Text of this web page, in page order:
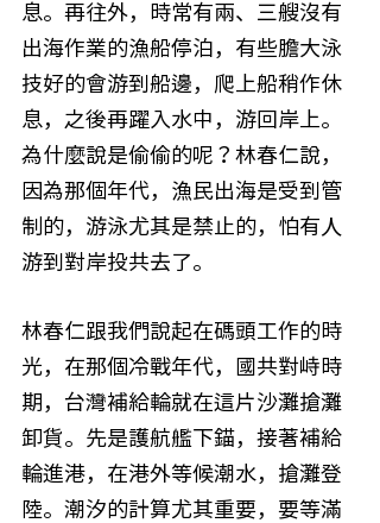
息。再往外，時常有兩、三艘沒有
出海作業的漁船停泊，有些膽大泳
技好的會游到船邊，爬上船稍作休
息，之後再躍入水中，游回岸上。
為什麼說是偷偷的呢？林春仁說，
因為那個年代，漁民出海是受到管
制的，游泳尤其是禁止的，怕有人
游到對岸投共去了。
林春仁跟我們說起在碼頭工作的時
光，在那個冷戰年代，國共對峙時
期，台灣補給輪就在這片沙灘搶灘
卸貨。先是護航艦下錨，接著補給
輪進港，在港外等候潮水，搶灘登
陸。潮汐的計算尤其重要，要等滿